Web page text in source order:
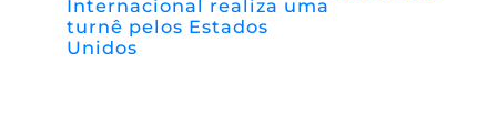
Internacional realiza uma
turnê pelos Estados
Unidos